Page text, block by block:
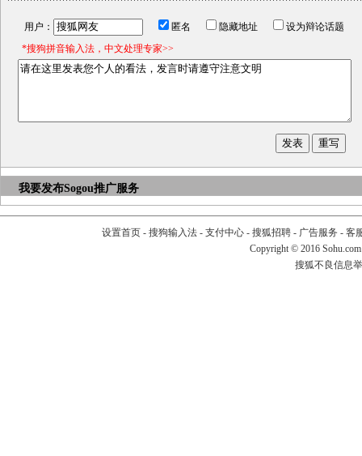
用户： 匿名 隐藏地址
设为辩论话题
*搜狗拼音输入法，中文处理专家>>
我要发布Sogou推广服务
设置首页- 搜狗输入法- 支付中心- 搜狐招聘- 广告服务 - 客
Copyright © 2016
搜狐不良信息